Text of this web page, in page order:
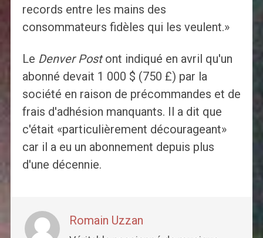
records entre les mains des
consommateurs fidèles qui les veulent.»
Le Denver Post ont indiqué en avril qu'un
abonné devait 1 000 $ (750 £) par la
société en raison de précommandes et de
frais d'adhésion manquants. Il a dit que
c'était «particulièrement décourageant»
car il a eu un abonnement depuis plus
d'une décennie.
Romain Uzzan